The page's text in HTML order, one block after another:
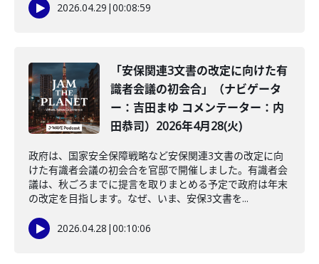
2026.04.29 |00:08:59
「安保関連3文書の改定に向けた有
識者会議の初会合」（ナビゲータ
ー：吉田まゆ コメンテーター：内
田恭司）2026年4月28(火)
政府は、国家安全保障戦略など安保関連3文書の改定に向
けた有識者会議の初会合を官邸で開催しました。有識者会
議は、秋ごろまでに提言を取りまとめる予定で政府は年末
の改定を目指します。なぜ、いま、安保3文書を...
2026.04.28 |00:10:06